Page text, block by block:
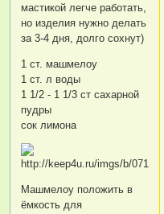
мастикой легче работать,
но изделия нужно делать
за 3-4 дня, долго сохнут)
1 ст. машмелоу
1 ст. л воды
1 1/2 - 1 1/3 ст сахарной
пудры
сок лимона
Машмелоу положить в
ёмкость для